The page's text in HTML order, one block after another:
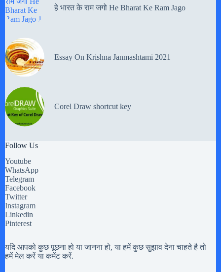
हे भारत के राम जगो He Bharat Ke Ram Jago
Essay On Krishna Janmashtami 2021
Corel Draw shortcut key
Follow Us
Youtube
WhatsApp
Telegram
Facebook
Twitter
Instagram
Linkedin
Pinterest
यदि आपको कुछ पूछना हो या जानना हो, या हमें कुछ सुझाव देना चाहते है तो
हमें मेल करें या कमेंट करें.